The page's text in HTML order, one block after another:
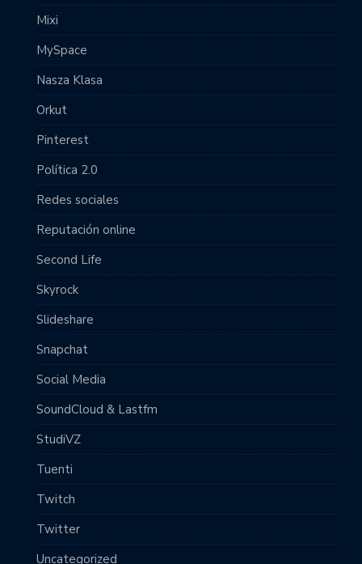
Mixi
MySpace
Nasza Klasa
Orkut
Pinterest
Política 2.0
Redes sociales
Reputación online
Second Life
Skyrock
Slideshare
Snapchat
Social Media
SoundCloud & Lastfm
StudiVZ
Tuenti
Twitch
Twitter
Uncategorized